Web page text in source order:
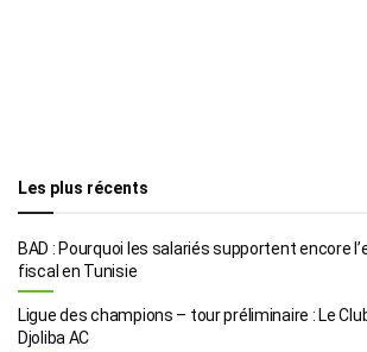
Les plus récents
BAD : Pourquoi les salariés supportent encore
fiscal en Tunisie
Ligue des champions – tour préliminaire : Le
Djoliba AC